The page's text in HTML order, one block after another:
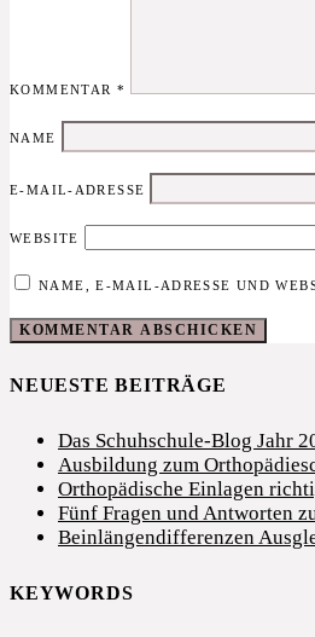
KOMMENTAR *
NAME
E-MAIL-ADRESSE
WEBSITE
NAME, E-MAIL-ADRESSE UND
NEUESTE BEITRÄGE
Das Schuhschule-Blog Jahr
Ausbildung zum
Orthopädische Einlagen
Fünf Fragen und Antworten
Beinlängendifferenzen
KEYWORDS